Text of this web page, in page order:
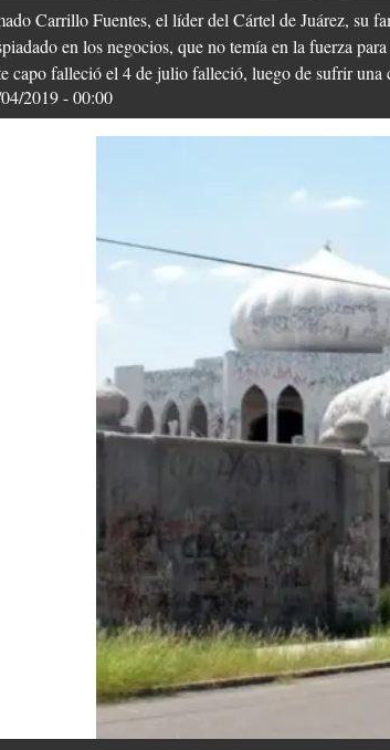
Carrillo Fuentes, el líder del Cártel de Juárez, su
en los negocios, que no temía en la fuerza
capo falleció el 4 de julio falleció, luego de sufrir
2019 - 00:00